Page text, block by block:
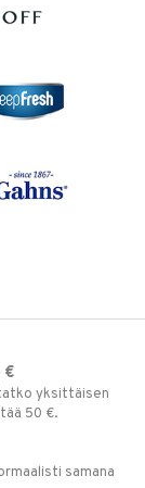
€
yksittäisen
50 €.
samana